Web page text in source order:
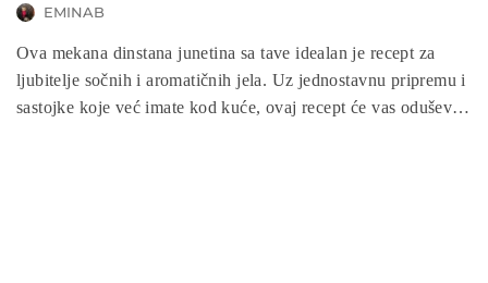
EMINAB
Ova mekana dinstana junetina sa tave idealan je recept za
ljubitelje sočnih i aromatičnih jela. Uz jednostavnu pripremu i
sastojke koje već imate kod kuće, ovaj recept će vas oduševiti